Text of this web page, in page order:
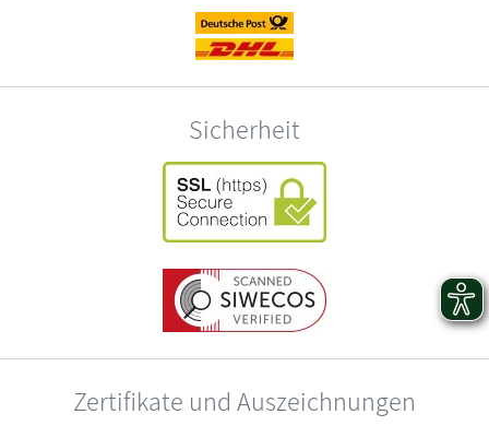
Sicherheit
Zertifikate und Auszeichnungen